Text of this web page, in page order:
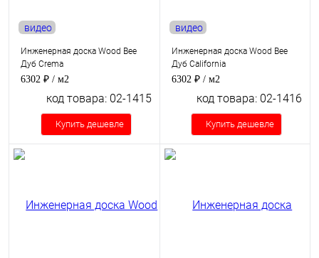
видео
Инженерная доска Wood Bee
Дуб Crema
6302 ₽ / м2
код товара: 02-1415
Купить дешевле
видео
Инженерная доска Wood Bee
Дуб California
6302 ₽ / м2
код товара: 02-1416
Купить дешевле